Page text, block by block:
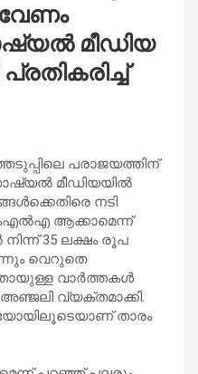
വേണം
മീഡിയ
പരാജയത്തിന്
മീഡിയയിൽ
നടി
ആക്കാമെന്ന്
35 ലക്ഷം രൂപ
വെറുതെ
വാർത്തകൾ
വ്യക്തമാക്കി.
താരം